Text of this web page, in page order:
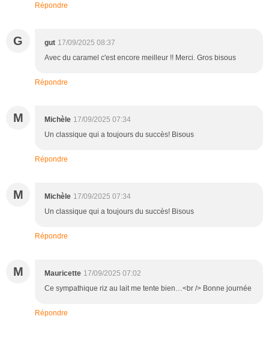
Répondre
G gut 17/09/2025 08:37
Avec du caramel c'est encore meilleur !! Merci. Gros bisous
Répondre
M Michèle 17/09/2025 07:34
Un classique qui a toujours du succès! Bisous
Répondre
M Michèle 17/09/2025 07:34
Un classique qui a toujours du succès! Bisous
Répondre
M Mauricette 17/09/2025 07:02
Ce sympathique riz au lait me tente bien…<br /> Bonne journée
Répondre